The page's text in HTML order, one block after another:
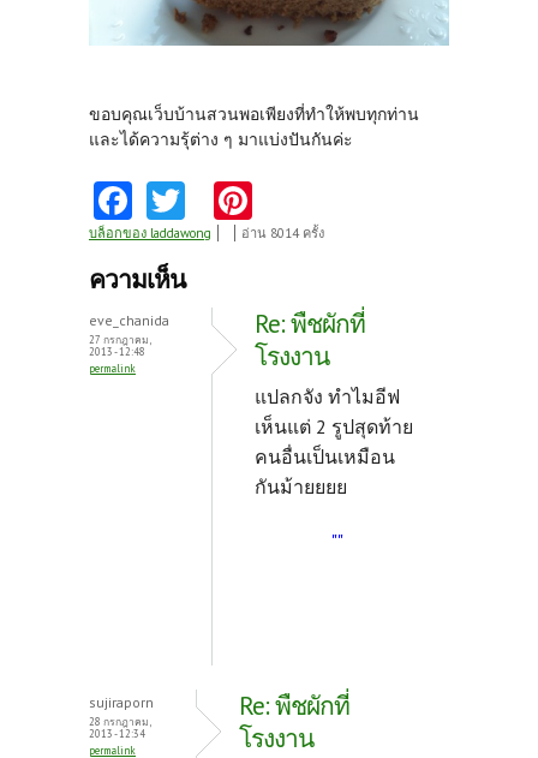
ขอบคุณเว็บบ้านสวนพอเพียงที่ทำให้พบทุกท่าน
และได้ความรุ้ต่าง ๆ มาแบ่งปันกันค่ะ
Fa
ce
b
o
o
k
w
itt
er
nt
es
t
บล็อกของ laddawong อ่าน 8014 ครั้ง
ความเห็น
eve_chanida
27 กรกฎาคม,
2013 - 12:48
permalink
Re: พืชผักที่
โรงงาน
แปลกจัง ทำไมอีฟ
เห็นแต่ 2 รูปสุดท้าย
คนอื่นเป็นเหมือน
กันม้ายยยย
""
sujiraporn
28 กรกฎาคม,
2013 - 12:34
permalink
Re: พืชผักที่
โรงงาน